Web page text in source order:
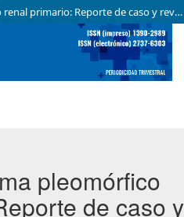
Leiomiosarcoma pleomórfico renal primario: Reporte de caso y revisión de la literatura